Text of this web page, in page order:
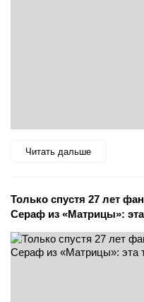
Читать дальше
Только спустя 27 лет
Сераф из «Матрицы»: